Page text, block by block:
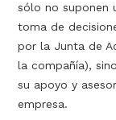
sólo no suponen
toma de
por la Junta de
la compañía),
su apoyo y
empresa.